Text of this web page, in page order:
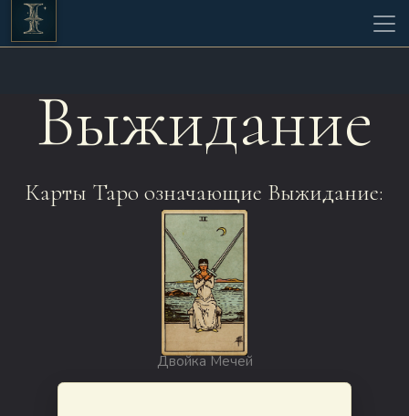
Выжидание
Карты Таро означающие Выжидание:
Двойка Мечей